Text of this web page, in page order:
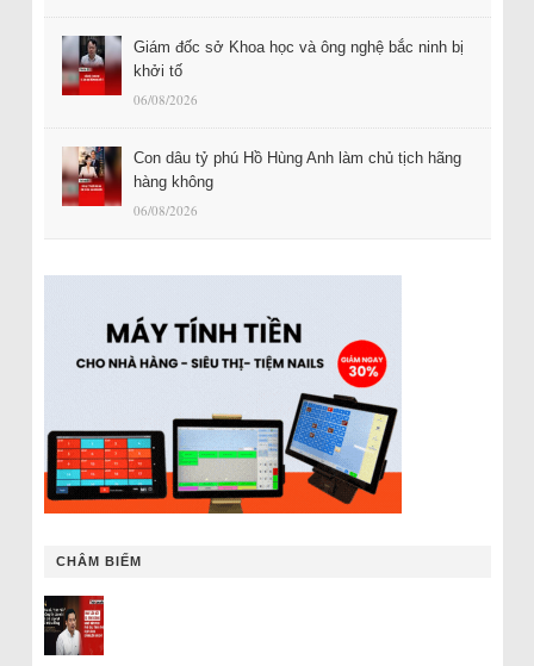
Giám đốc sở Khoa học và ông nghệ bắc ninh bị
khởi tố
06/08/2026
Con dâu tỷ phú Hồ Hùng Anh làm chủ tịch hãng
hàng không
06/08/2026
CHÂM BIẾM